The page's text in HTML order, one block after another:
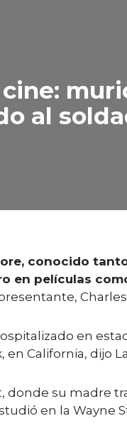
al
conocido
en películas
Charles
en
en California, dijo
donde su madre
en la Wayne